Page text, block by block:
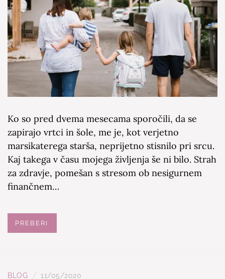
Ko so pred dvema mesecama sporočili, da se
zapirajo vrtci in šole, me je, kot verjetno
marsikaterega starša, neprijetno stisnilo pri srcu.
Kaj takega v času mojega življenja še ni bilo. Strah
za zdravje, pomešan s stresom ob nesigurnem
finančnem…
PREBERI
BLOG 11/05/2020